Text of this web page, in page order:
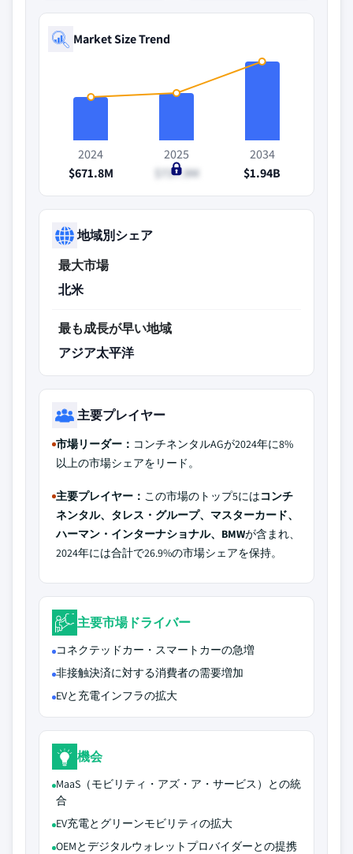
Market Size Trend
2024
$671.8M
2025
$737.9M
2034
$1.94B
地域別シェア
最大市場
北米
最も成長が早い地域
アジア太平洋
主要プレイヤー
市場リーダー： コンチネンタルAGが2024年に8%
以上の市場シェアをリード。
主要プレイヤー： この市場のトップ5にはコンチ
ネンタル、タレス・グループ、マスターカード、
ハーマン・インターナショナル、BMWが含まれ、
2024年には合計で26.9%の市場シェアを保持。
主要市場ドライバー
コネクテッドカー・スマートカーの急増
非接触決済に対する消費者の需要増加
EVと充電インフラの拡大
機会
MaaS（モビリティ・アズ・ア・サービス）との統
合
EV充電とグリーンモビリティの拡大
OEMとデジタルウォレットプロバイダーとの提携